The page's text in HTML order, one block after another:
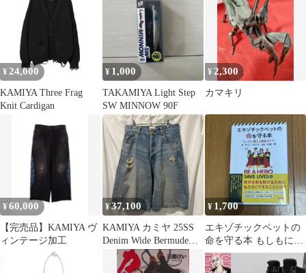
¥ 24,000
KAMIYA Three Frag
Knit Cardigan
¥ 1,000
TAKAMIYA Light Step
SW MINNOW 90F
¥ 2,300
カマキリ
¥60,000
【完売品】KAMIYA ヴ
ィンテージ加工
¥37,100
KAMIYA カミヤ 25SS
Denim Wide Bermude
Pants ハーフパンツ
G14PT039 インディゴ
¥ 1,700
エキゾチックペットの
命を守る本 もしもに備
える救急ガイド